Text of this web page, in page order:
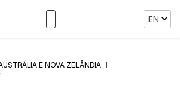
EN
E NOVA ZELÂNDIA